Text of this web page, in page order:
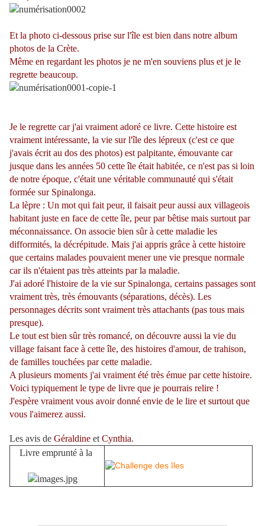
Et la photo ci-dessous prise sur l'île est bien dans notre album
photos de la Crète.
Même en regardant les photos je ne m'en souviens plus et je le
regrette beaucoup.
Je le regrette car j'ai vraiment adoré ce livre. Cette histoire est
vraiment intéressante, la vie sur l'île des lépreux (c'est ce que
j'avais écrit au dos des photos) est palpitante, émouvante car
jusque dans les années 50 cette île était habitée, ce n'est pas si loin
de notre époque, c'était une véritable communauté qui s'était
formée sur Spinalonga.
La lèpre : Un mot qui fait peur, il faisait peur aussi aux villageois
habitant juste en face de cette île, peur par bêtise mais surtout par
méconnaissance. On associe bien sûr à cette maladie les
difformités, la décrépitude. Mais j'ai appris grâce à cette histoire
que certains malades pouvaient mener une vie presque normale
car ils n'étaient pas très atteints par la maladie.
J'ai adoré l'histoire de la vie sur Spinalonga, certains passages sont
vraiment très, très émouvants (séparations, décès). Les
personnages décrits sont vraiment très attachants (pas tous mais
presque).
Le tout est bien sûr très romancé, on découvre aussi la vie du
village faisant face à cette île, des histoires d'amour, de trahison,
de familles touchées par cette maladie.
A plusieurs moments j'ai vraiment été très émue par cette histoire.
Voici typiquement le type de livre que je pourrais relire !
J'espère vraiment vous avoir donné envie de le lire et surtout que
vous l'aimerez aussi.
Les avis de Géraldine et Cynthia.
Livre emprunté à la